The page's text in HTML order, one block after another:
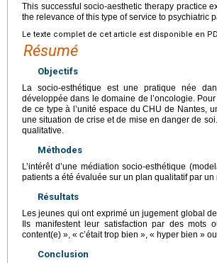
This successful socio-aesthetic therapy practice
the relevance of this type of service to psychiatric
Le texte complet de cet article est disponible en
Résumé
Objectifs
La socio-esthétique est une pratique née
développée dans le domaine de l’oncologie.
de ce type à l’unité espace du CHU de Nantes,
une situation de crise et de mise en danger de
qualitative.
Méthodes
L’intérêt d’une médiation socio-esthétique
patients a été évaluée sur un plan qualitatif par un
Résultats
Les jeunes qui ont exprimé un jugement global
Ils manifestent leur satisfaction par des
content(e) », « c’était trop bien », « hyper bien »
Conclusion